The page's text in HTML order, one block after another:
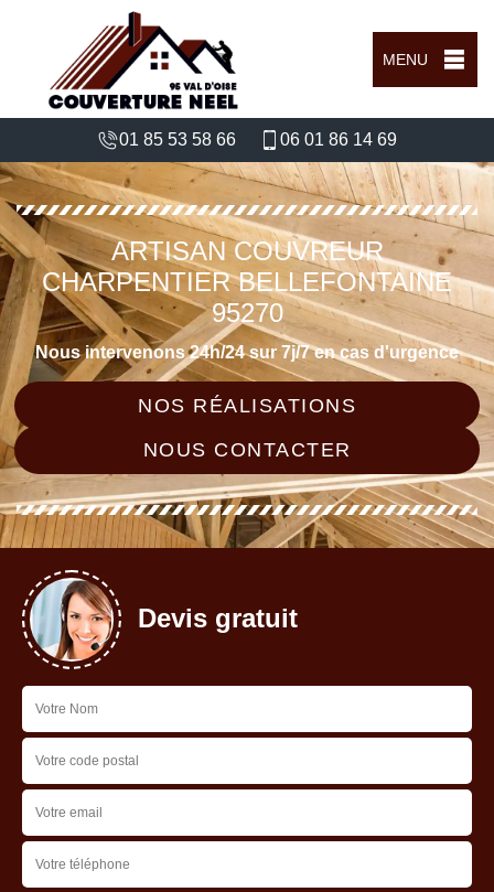
MENU
01 85 53 58 66 06 01 86 14 69
ARTISAN COUVREUR
CHARPENTIER BELLEFONTAINE
95270
Nous intervenons 24h/24 sur 7j/7 en cas d'urgence
NOS RÉALISATIONS
NOUS CONTACTER
Devis gratuit